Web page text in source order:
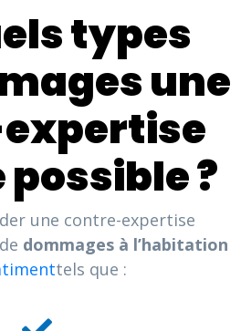
types
une
?
une contre-expertise
dommages à l’habitation
tels que :